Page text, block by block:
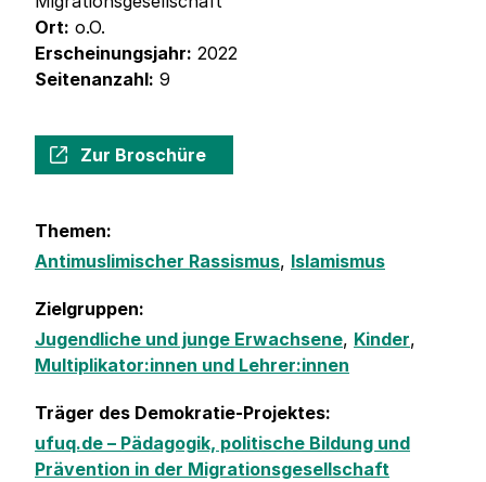
Ort: o.O.
Erscheinungsjahr: 2022
Seitenanzahl: 9
Zur Broschüre
Themen:
Antimuslimischer Rassismus, Islamismus
Zielgruppen:
Jugendliche und junge Erwachsene, Kinder,
Multiplikator:innen und Lehrer:innen
Träger des Demokratie-Projektes:
ufuq.de – Pädagogik, politische Bildung und
Prävention in der Migrationsgesellschaft